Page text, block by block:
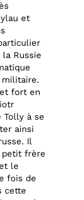
et
Russie
militaire.
fort en
Tolly à se
ainsi
Il
petit frère
le
fois de
cette